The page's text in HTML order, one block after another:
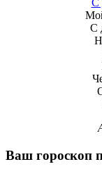
С
Ваш гороскоп